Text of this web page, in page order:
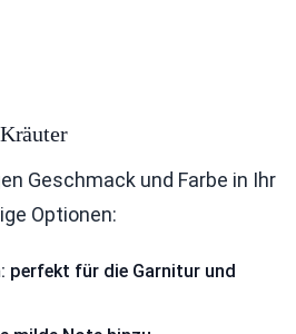
Geschmack und Farbe in Ihr
Optionen:
perfekt für die Garnitur und